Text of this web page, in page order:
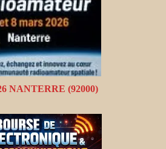
NANTERRE (92000)